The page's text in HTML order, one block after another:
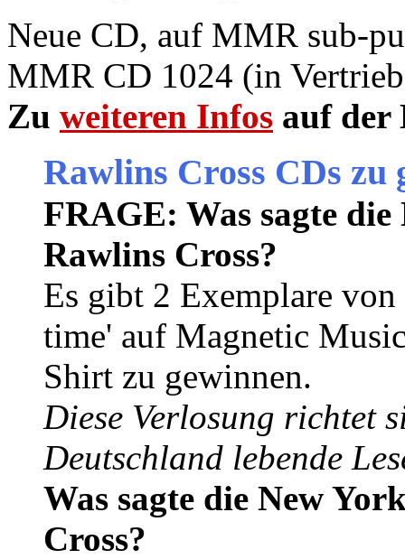
Neue CD, auf MMR sub-
MMR CD 1024 (in
Zu weiteren Infos auf der
Rawlins Cross CDs zu
FRAGE: Was sagte
Rawlins Cross?
Es gibt 2 Exemplare
time' auf Magnetic
Shirt zu gewinnen.
Diese Verlosung richtet
Deutschland lebende
Was sagte die New
Cross?